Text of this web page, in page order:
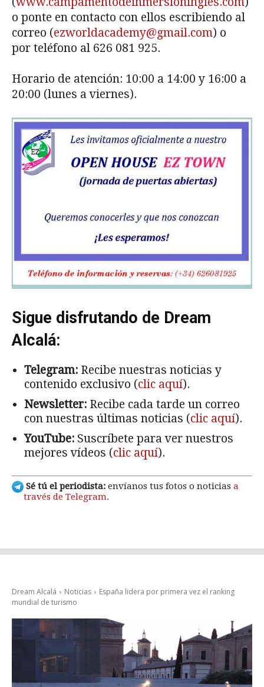
o ponte en contacto con ellos escribiendo al
correo (ezworldacademy@gmail.com) o
por teléfono al 626 081 925.
Horario de atención: 10:00 a 14:00 y 16:00 a
20:00 (lunes a viernes).
Sigue disfrutando de Dream
Alcalá:
Telegram: Recibe nuestras noticias y
contenido exclusivo (clic aquí).
Newsletter: Recibe cada tarde un correo
con nuestras últimas noticias (clic aquí).
YouTube: Suscríbete para ver nuestros
mejores vídeos (clic aquí).
Sé tú el periodista: envíanos tus fotos o noticias a
través de Telegram.